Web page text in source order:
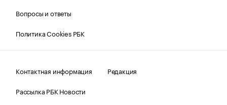
Вопросы и ответы
Политика Cookies РБК
Контактная информация
Редакция
Рассылка РБК Новости